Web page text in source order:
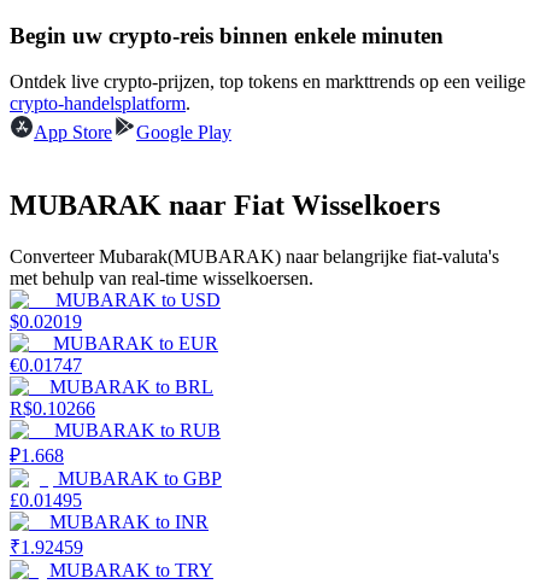
Macht varkentje
Uitzetten
Hoog rendement en directe toegang
Begin uw crypto-reis binnen enkele minuten
Ontdek live crypto-prijzen, top tokens en markttrends op een veilige
crypto-handelsplatform.
App Store
Google Play
MUBARAK naar Fiat Wisselkoers
Converteer Mubarak(MUBARAK) naar belangrijke fiat-valuta's
met behulp van real-time wisselkoersen.
MUBARAK to USD
$0.02019
MUBARAK to EUR
€0.01747
MUBARAK to BRL
R$0.10266
MUBARAK to RUB
₽1.668
MUBARAK to GBP
£0.01495
MUBARAK to INR
₹1.92459
MUBARAK to TRY